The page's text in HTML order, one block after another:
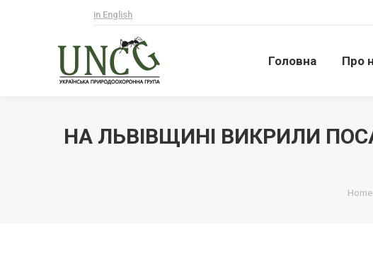
in English
Головна Про
НА ЛЬВІВЩИНІ ВИКРИЛИ
Home
Головна Про нас